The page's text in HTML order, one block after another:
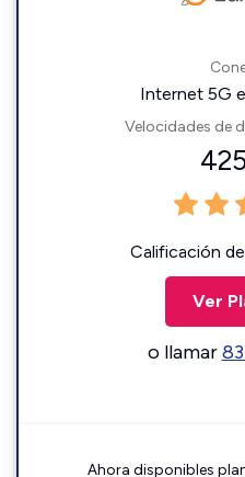
Internet 5G
Velocidades de
425
Calificación
Ver
o llamar
Ahora disponibles